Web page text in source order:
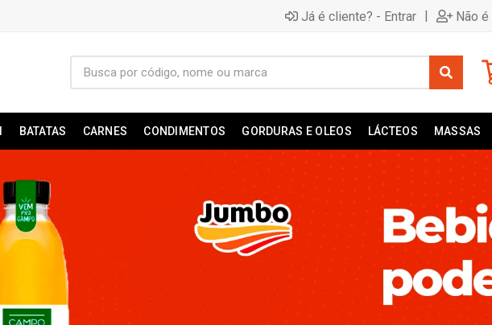
Já é cliente? - Entrar | Não
BATATAS CARNES CONDIMENTOS GORDURAS E OLEOS LÁCTEOS MASSAS